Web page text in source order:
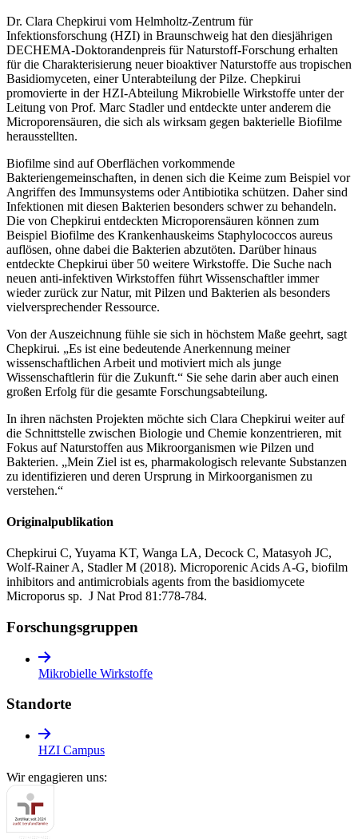
Dr. Clara Chepkirui vom Helmholtz-Zentrum für
Infektionsforschung (HZI) in Braunschweig hat den diesjährigen
DECHEMA-Doktorandenpreis für Naturstoff-Forschung erhalten
für die Charakterisierung neuer bioaktiver Naturstoffe aus tropischen
Basidiomyceten, einer Unterabteilung der Pilze. Chepkirui
promovierte in der HZI-Abteilung Mikrobielle Wirkstoffe unter der
Leitung von Prof. Marc Stadler und entdeckte unter anderem die
Microporensäuren, die sich als wirksam gegen bakterielle Biofilme
herausstellten.
Biofilme sind auf Oberflächen vorkommende
Bakteriengemeinschaften, in denen sich die Keime zum Beispiel vor
Angriffen des Immunsystems oder Antibiotika schützen. Daher sind
Infektionen mit diesen Bakterien besonders schwer zu behandeln.
Die von Chepkirui entdeckten Microporensäuren können zum
Beispiel Biofilme des Krankenhauskeims Staphylococcos aureus
auflösen, ohne dabei die Bakterien abzutöten. Darüber hinaus
entdeckte Chepkirui über 50 weitere Wirkstoffe. Die Suche nach
neuen anti-infektiven Wirkstoffen führt Wissenschaftler immer
wieder zurück zur Natur, mit Pilzen und Bakterien als besonders
vielversprechender Ressource.
Von der Auszeichnung fühle sie sich in höchstem Maße geehrt, sagt
Chepkirui. „Es ist eine bedeutende Anerkennung meiner
wissenschaftlichen Arbeit und motiviert mich als junge
Wissenschaftlerin für die Zukunft.“ Sie sehe darin aber auch einen
großen Erfolg für die gesamte Forschungsabteilung.
In ihren nächsten Projekten möchte sich Clara Chepkirui weiter auf
die Schnittstelle zwischen Biologie und Chemie konzentrieren, mit
Fokus auf Naturstoffen aus Mikroorganismen wie Pilzen und
Bakterien. „Mein Ziel ist es, pharmakologisch relevante Substanzen
zu identifizieren und deren Ursprung in Mirkoorganismen zu
verstehen.“
Originalpublikation
Chepkirui C, Yuyama KT, Wanga LA, Decock C, Matasyoh JC,
Wolf-Rainer A, Stadler M (2018). Microporenic Acids A-G, biofilm
inhibitors and antimicrobials agents from the basidiomycete
Microporus sp. J Nat Prod 81:778-784.
Forschungs­gruppen
Mikrobielle Wirkstoffe
Standorte
HZI Campus
Wir engagieren uns: